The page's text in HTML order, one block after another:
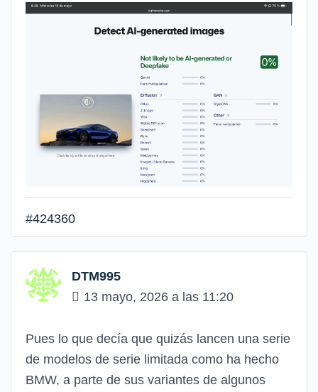
#424360
DTM995
13 mayo, 2026 a las 11:20
Pues lo que decía que quizás lancen una serie
de modelos de serie limitada como ha hecho
BMW, a parte de sus variantes de algunos